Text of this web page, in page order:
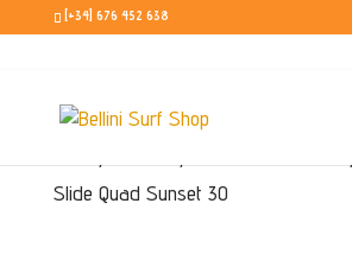
[+34] 676 452 638
Slide Quad Sunset 30